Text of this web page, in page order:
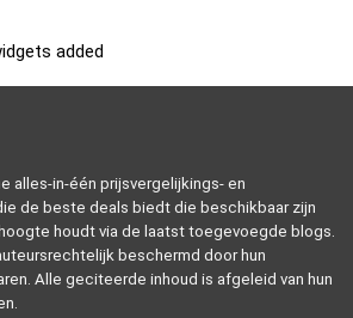
added
alles-in-één prijsvergelijkings- en
de beste deals biedt die beschikbaar zijn
houdt via de laatst toegevoegde blogs.
beschermd door hun
Alle geciteerde inhoud is afgeleid van hun